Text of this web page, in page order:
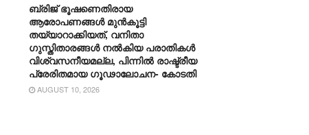
ബ്രിജ് ഭൂഷണെതിരായ
ആരോപണങ്ങൾ മുൻകൂട്ടി
തയ്യാറാക്കിയത്, വനിതാ
ഗുസ്തിതാരങ്ങൾ നൽകിയ പരാതികൾ
വിശ്വസനീയമല്ല, പിന്നിൽ രാഷ്ട്രീയ
പ്രേരിതമായ ഗൂഢാലോചന- കോടതി
AUGUST 10, 2026